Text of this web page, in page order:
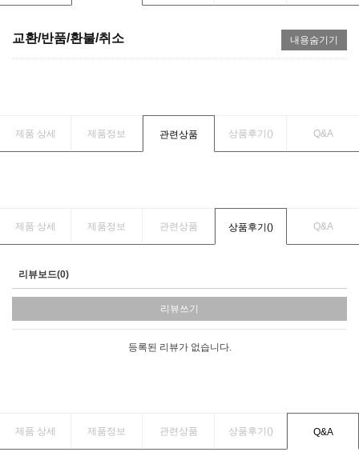
교환/반품/환불/취소 내용숨기기
제품 상세 제품정보 관련상품 상품후기() Q&A
제품 상세 제품정보 관련상품 상품후기() Q&A
리뷰보드(0)
리뷰쓰기
등록된 리뷰가 없습니다.
제품 상세 제품정보 관련상품 상품후기() Q&A